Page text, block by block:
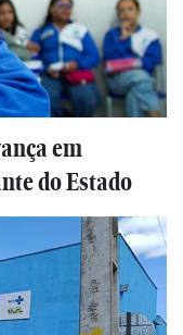
em
do Estado